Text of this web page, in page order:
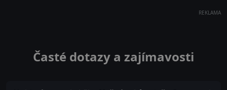
REKLAMA
Časté dotazy a zajímavosti